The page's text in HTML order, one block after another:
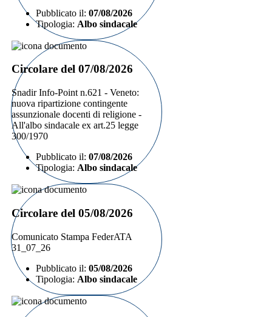
Pubblicato il: 07/08/2026
Tipologia: Albo sindacale
Circolare del 07/08/2026
Snadir Info-Point n.621 - Veneto:
nuova ripartizione contingente
assunzionale docenti di religione -
All'albo sindacale ex art.25 legge
300/1970
Pubblicato il: 07/08/2026
Tipologia: Albo sindacale
Circolare del 05/08/2026
Comunicato Stampa FederATA
31_07_26
Pubblicato il: 05/08/2026
Tipologia: Albo sindacale